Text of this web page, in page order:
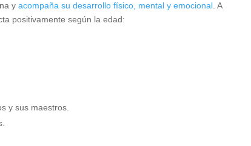
yacompaña su desarrollo físico, mental y emocional. A
positivamente según la edad:
y sus maestros.